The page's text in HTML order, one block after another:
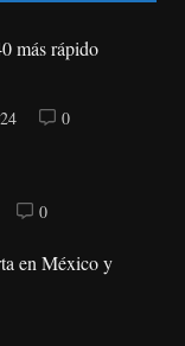
más rápido
0
0
en México y